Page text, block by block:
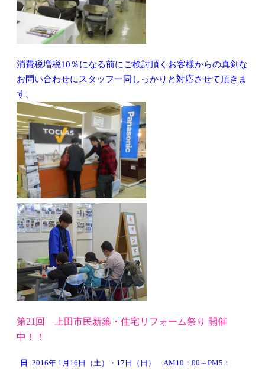
消費税増税10％になる前にご検討頂くお客様からの真剣な
お問い合わせにスタッフ一同しっかりと対応させて頂きま
す。
第21回 上田市民新築・住宅リフォーム祭り 開催
中！！
日
2016年 1月16日（土）・17日（日） AM10：00～PM5：